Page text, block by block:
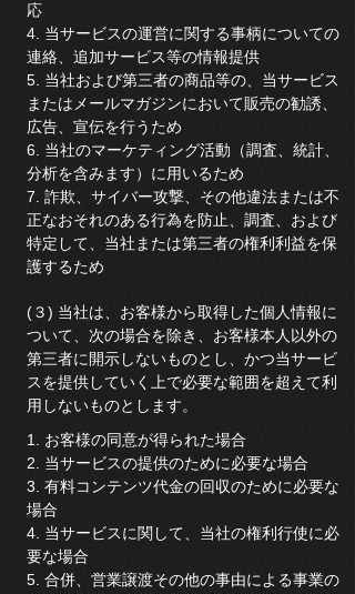
応
4. 当サービスの運営に関する事柄についての
連絡、追加サービス等の情報提供
5. 当社および第三者の商品等の、当サービス
またはメールマガジンにおいて販売の勧誘、
広告、宣伝を行うため
6. 当社のマーケティング活動（調査、統計、
分析を含みます）に用いるため
7. 詐欺、サイバー攻撃、その他違法または不
正なおそれのある行為を防止、調査、および
特定して、当社または第三者の権利利益を保
護するため
(３) 当社は、お客様から取得した個人情報に
ついて、次の場合を除き、お客様本人以外の
第三者に開示しないものとし、かつ当サービ
スを提供していく上で必要な範囲を超えて利
用しないものとします。
1. お客様の同意が得られた場合
2. 当サービスの提供のために必要な場合
3. 有料コンテンツ代金の回収のために必要な
場合
4. 当サービスに関して、当社の権利行使に必
要な場合
5. 合併、営業譲渡その他の事由による事業の